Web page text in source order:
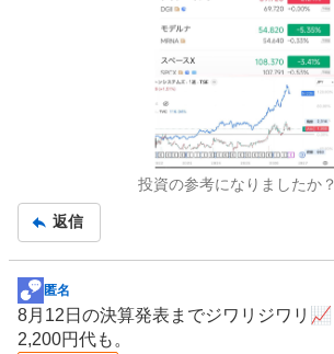
投資の参考になりましたか？
返信
掲
示
板
匿名
8月12日の決算発表までジワリジワリ📈
2,200円代も。